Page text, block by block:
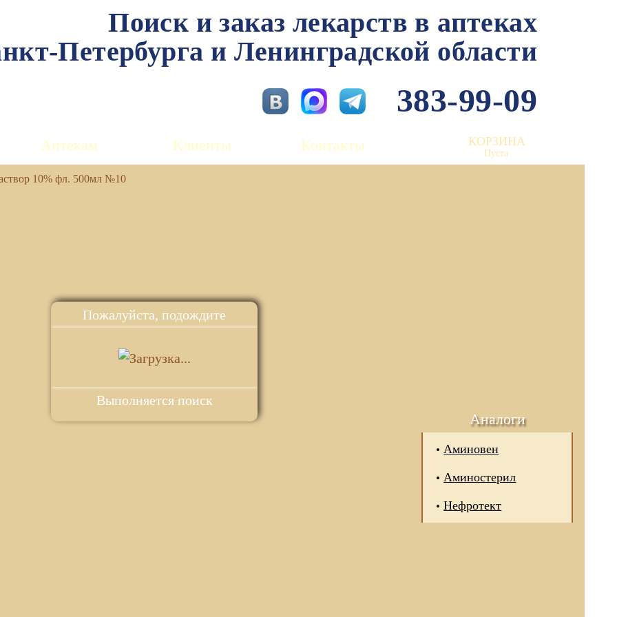
Пожалуйста, подождите
Выполняется поиск
Поиск и заказ лекарств в аптеках
Петербурга и Ленинградской области
383-99-09
Аптекам Клиенты Контакты КОРЗИНА
Пуста
10% фл. 500мл №10
Аналоги
Аминовен
Аминостерил
Нефротект